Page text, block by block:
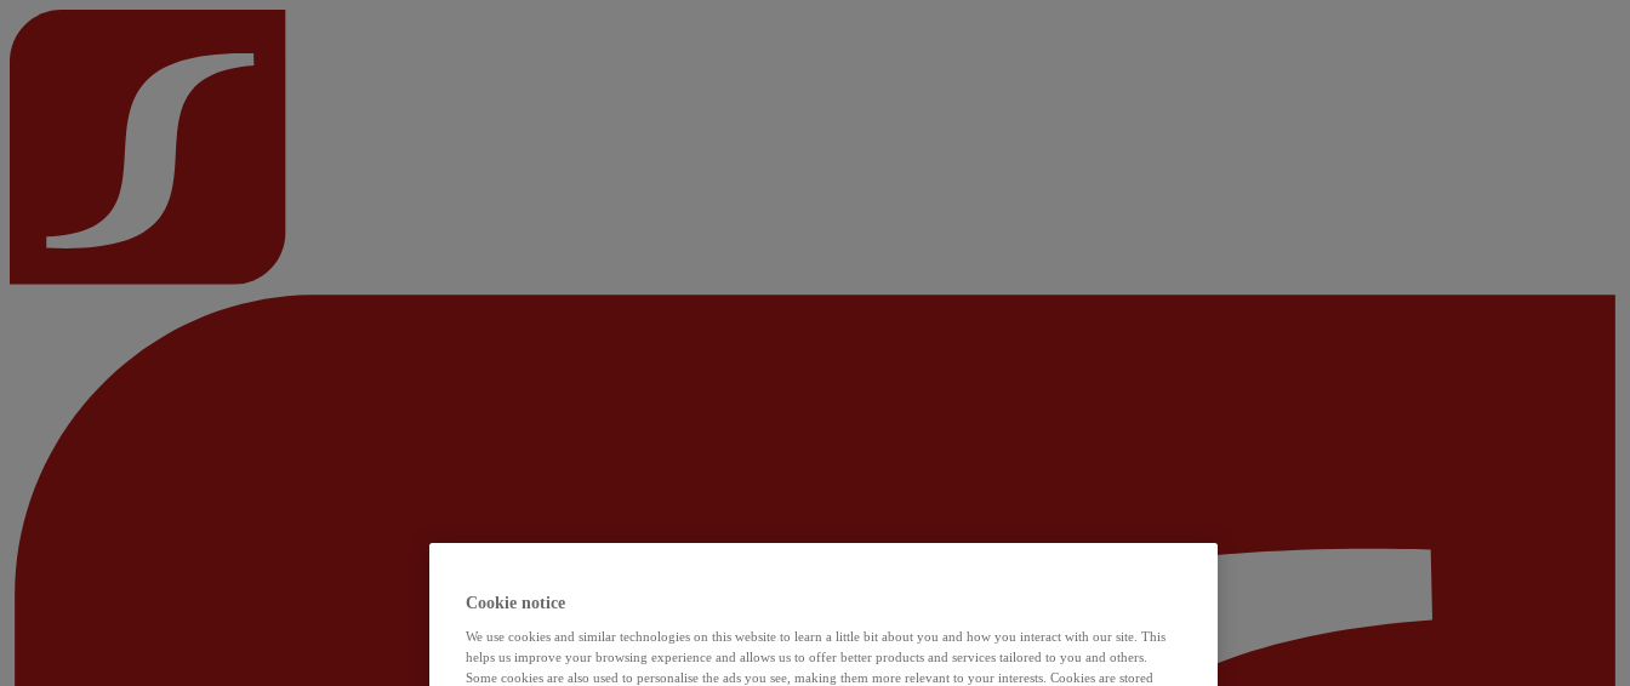
Cookie notice
We use cookies and similar technologies on this website to learn a little bit about you and how you interact with our site. This
helps us improve your browsing experience and allows us to offer better products and services tailored to you and others.
Some cookies are also used to personalise the ads you see, making them more relevant to your interests. Cookies are stored